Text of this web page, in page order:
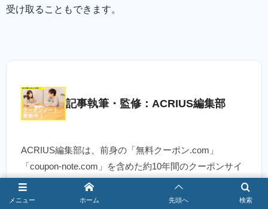
受け取ることもできます。
記事執筆・監修：ACRIUS編集部
ACRIUS編集部は、前身の「無料クーポン.com」
「coupon-note.com」を含めた約10年間のクーポンサイ
ト運営で累計1億PV以上の情報をお届けしてきた
クーポ
ン専門の分析・編集チーム
です。 飲食・サービス・ア
メニュー 検索
ホーム 先頭へ